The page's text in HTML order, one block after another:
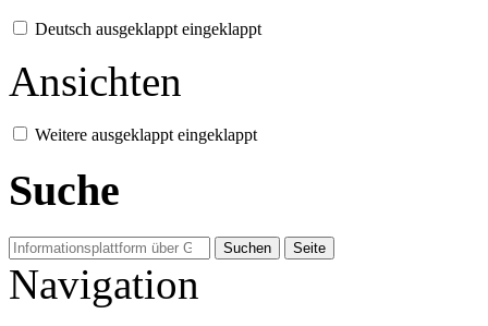
Deutsch ausgeklappt eingeklappt
Ansichten
Weitere ausgeklappt eingeklappt
Suche
Navigation